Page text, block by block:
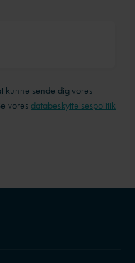
kunne sende dig vores
vores databeskyttelsespolitik